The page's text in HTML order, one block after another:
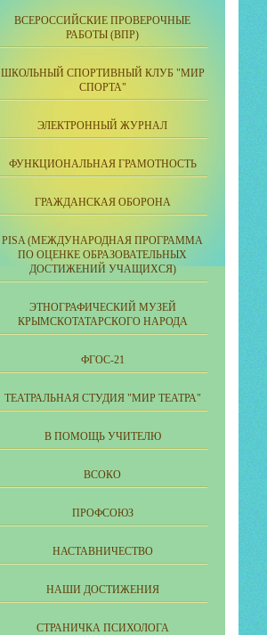
ВСЕРОССИЙСКИЕ ПРОВЕРОЧНЫЕ
РАБОТЫ (ВПР)
ШКОЛЬНЫЙ СПОРТИВНЫЙ КЛУБ "МИР
СПОРТА"
ЭЛЕКТРОННЫЙ ЖУРНАЛ
ФУНКЦИОНАЛЬНАЯ ГРАМОТНОСТЬ
ГРАЖДАНСКАЯ ОБОРОНА
PISA (МЕЖДУНАРОДНАЯ ПРОГРАММА
ПО ОЦЕНКЕ ОБРАЗОВАТЕЛЬНЫХ
ДОСТИЖЕНИЙ УЧАЩИХСЯ)
ЭТНОГРАФИЧЕСКИЙ МУЗЕЙ
КРЫМСКОТАТАРСКОГО НАРОДА
ФГОС-21
ТЕАТРАЛЬНАЯ СТУДИЯ "МИР ТЕАТРА"
В ПОМОЩЬ УЧИТЕЛЮ
ВСОКО
ПРОФСОЮЗ
НАСТАВНИЧЕСТВО
НАШИ ДОСТИЖЕНИЯ
СТРАНИЧКА ПСИХОЛОГА